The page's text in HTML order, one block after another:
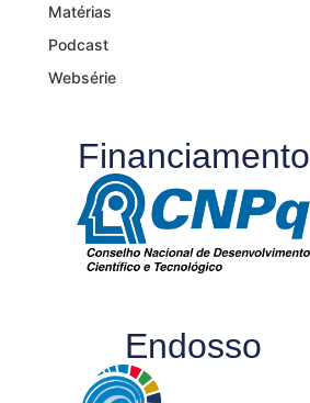
Matérias
Podcast
Websérie
Financiamento
Endosso